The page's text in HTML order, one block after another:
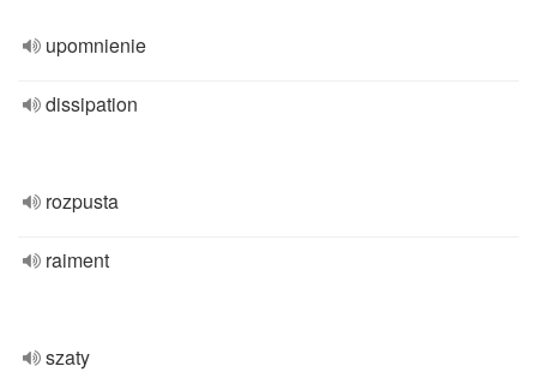
upomnienie
dissipation
rozpusta
raiment
szaty